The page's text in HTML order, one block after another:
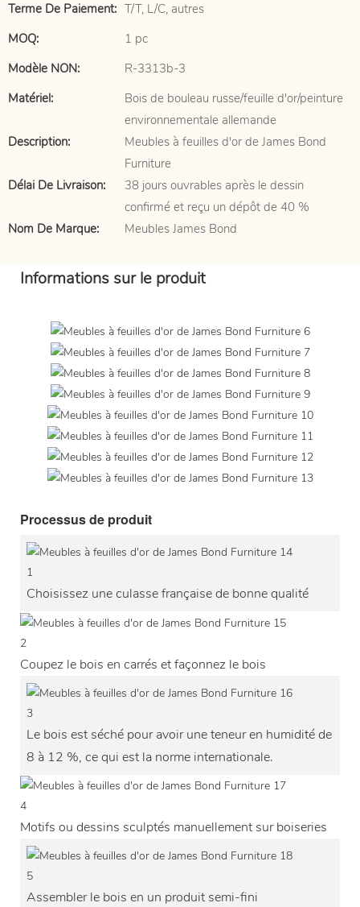
Terme De Paiement: T/T, L/C, autres
MOQ:
1 pc
Modèle NON:
R-3313b-3
Matériel:
Bois de bouleau russe/feuille d'or/peinture
environnementale allemande
Description:
Meubles à feuilles d'or de James Bond
Furniture
Délai De Livraison:
38 jours ouvrables après le dessin
confirmé et reçu un dépôt de 40 %
Nom De Marque:
Meubles James Bond
Informations sur le produit
Processus de produit
1
Choisissez une culasse française de bonne qualité
2
Coupez le bois en carrés et façonnez le bois
3
Le bois est séché pour avoir une teneur en humidité de
8 à 12 %, ce qui est la norme internationale.
4
Motifs ou dessins sculptés manuellement sur boiseries
5
Assembler le bois en un produit semi-fini